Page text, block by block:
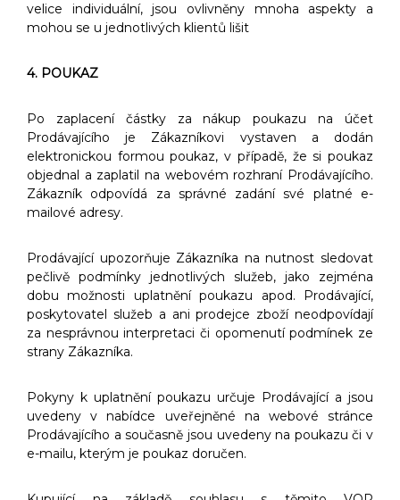
velice individuální, jsou ovlivněny mnoha aspekty a
mohou se u jednotlivých klientů lišit
4. POUKAZ
Po zaplacení částky za nákup poukazu na účet
Prodávajícího je Zákazníkovi vystaven a dodán
elektronickou formou poukaz, v případě, že si poukaz
objednal a zaplatil na webovém rozhraní Prodávajícího.
Zákazník odpovídá za správné zadání své platné e-
mailové adresy.
Prodávající upozorňuje Zákazníka na nutnost sledovat
pečlivě podmínky jednotlivých služeb, jako zejména
dobu možnosti uplatnění poukazu apod. Prodávající,
poskytovatel služeb a ani prodejce zboží neodpovídají
za nesprávnou interpretaci či opomenutí podmínek ze
strany Zákazníka.
Pokyny k uplatnění poukazu určuje Prodávající a jsou
uvedeny v nabídce uveřejněné na webové stránce
Prodávajícího a současně jsou uvedeny na poukazu či v
e-mailu, kterým je poukaz doručen.